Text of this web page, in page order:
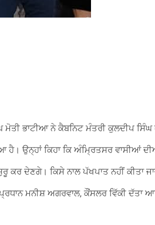
ਭਾਟੀਆ ਨੇ ਕੈਬਨਿਟ ਮੰਤਰੀ ਕੁਲਦੀਪ
ਹੈ। ਉਨ੍ਹਾਂ ਕਿਹਾ ਕਿ ਅੰਮ੍ਰਿਤਸਰ ਵਾਸੀਆਂ
ਦੇਣਗੇ। ਕਿਸੇ ਨਾਲ ਪੱਖਪਾਤ ਨਹੀਂ ਕੀਤਾ
ਮਨੀਸ਼ ਅਗਰਵਾਲ, ਕੌਂਸਲਰ ਵਿੱਕੀ ਦੱਤਾ